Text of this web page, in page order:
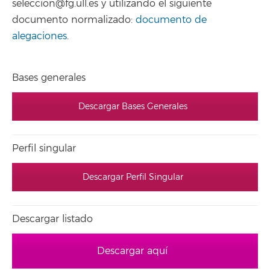
seleccion@fg.ull.es y utilizando el siguiente
documento normalizado: documento de
alegaciones.
Bases generales
Descargar Bases Generales
Perfil singular
Descargar Perfil Singular
Descargar listado
Descargar aquí